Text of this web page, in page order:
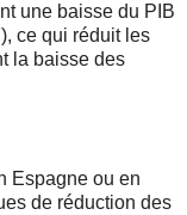
une baisse du PIB
ce qui réduit les
la baisse des
Espagne ou en
de réduction des